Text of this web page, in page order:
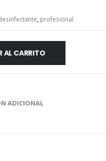
, profesional
AL CARRITO
ADICIONAL